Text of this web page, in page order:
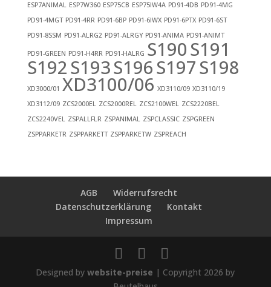
ESP7ANIMAL ESP7W360 ESP75CB ESP75IW4A PD91-4DB PD91-4MG
PD91-4MGT PD91-4RR PD91-6BP PD91-6IWX PD91-6PTX PD91-6ST
PD91-8SSM PD91-ALRG2 PD91-ALRGY PD91-ANIMA PD91-ANIMT
PD91-GREEN PD91-H4RR PD91-HALRG S190S191
S192S193S196S197S198
XD3000/01 XD3100/06 XD3110/09 XD3110/19
XD3112/09 ZCS2000EL ZCS2000REL ZCS2100WEL ZCS2220BEL
ZCS2240VEL ZSPALLFLR ZSPANIMAL ZSPCLASSIC ZSPGREEN
ZSPPARKETR ZSPPARKETT ZSPPARKETW ZSPREACH
AGB
Widerrufsrecht
Datenschutzerklärung
Kontakt
Impressum
Designed bywebsite-preise | Copyright 2026 by